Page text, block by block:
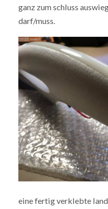
ganz zum schluss
darf/muss.
eine fertig verklebte